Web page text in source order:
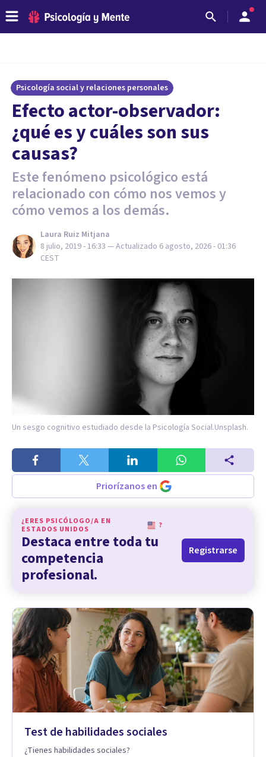
Psicología social y relaciones personales
Efecto actor-observador:
¿qué es y cuáles son sus
causas?
Este fenómeno psicológico está
relacionado con cómo nos vemos y
cómo vemos a los demás.
Laura Ruiz Mitjana
8 julio, 2019 - 16:33 — Actualizado 6 agosto, 2026 - 01:36
CEST
Un sesgo cognitivo estudiado desde la Psicología Social.Unsplash.
Priorízanos en
¿ERES PSICÓLOGO/A EN
ESTADOS UNIDOS
?
Destaca entre toda tu
competencia
profesional.
Registrarse
Test de habilidades sociales
¿Tienes habilidades sociales?